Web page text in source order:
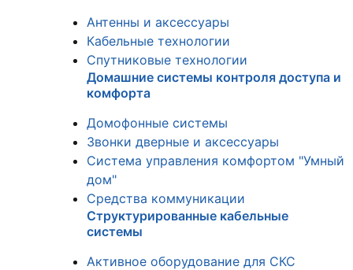
Антенны и аксессуары
Кабельные технологии
Спутниковые технологии
Домашние системы контроля доступа и
комфорта
Домофонные системы
Звонки дверные и аксессуары
Система управления комфортом "Умный
дом"
Средства коммуникации
Структурированные кабельные
системы
Активное оборудование для СКС